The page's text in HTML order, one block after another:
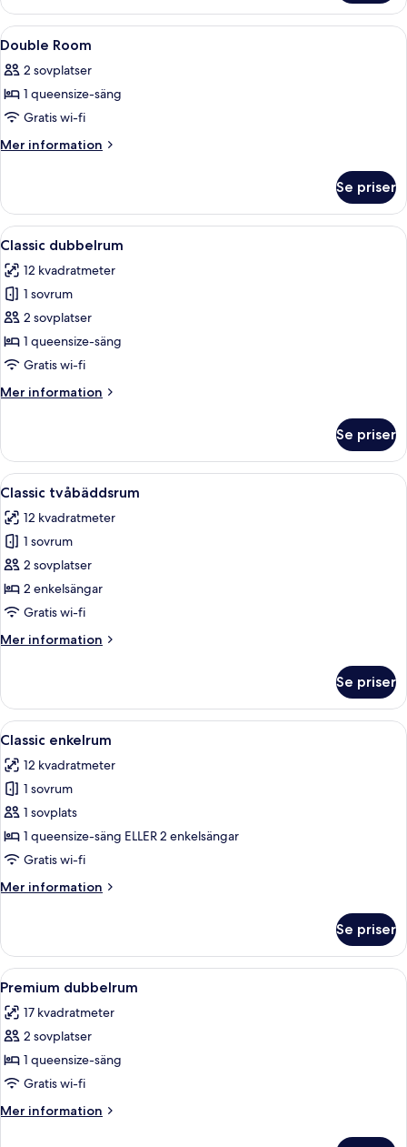
Double
Room
Öppna
alla
foton
för
Double
Room
Ett hotellrum med en säng, ett
6
Double Room
2 sovplatser
1 queensize-säng
Gratis wi-fi
Mer information
Mer
Room
Se priser
Öppna
alla
foton
för
Classic
dubbelrum
Ett hotellrum med en säng, ett
7
Classic dubbelrum
12 kvadratmeter
1 sovrum
2 sovplatser
1 queensize-säng
Gratis wi-fi
Mer information
Mer
dubbelrum
Se priser
Öppna
alla
foton
för
Classic
tvåbäddsrum
Ett hotellrum med två sängar, ett
7
Classic tvåbäddsrum
12 kvadratmeter
1 sovrum
2 sovplatser
2 enkelsängar
Gratis wi-fi
Mer information
Mer
tvåbäddsrum
Se priser
Öppna
alla
foton
för
Classic
enkelrum
Ett hotellrum med en säng, ett
7
Classic enkelrum
12 kvadratmeter
1 sovrum
1 sovplats
1 queensize-säng ELLER 2 enkelsängar
Gratis wi-fi
Mer information
Mer
enkelrum
Se priser
Öppna
alla
foton
för
Premium
dubbelrum
Ett hotellrum med en säng,
10
Premium dubbelrum
17 kvadratmeter
2 sovplatser
1 queensize-säng
Gratis wi-fi
Mer information
Mer